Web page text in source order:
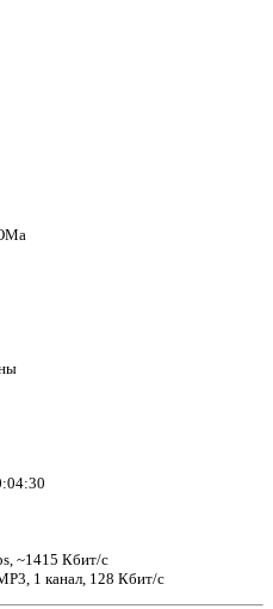
~1415 Кбит/с
1 канал, 128 Кбит/с